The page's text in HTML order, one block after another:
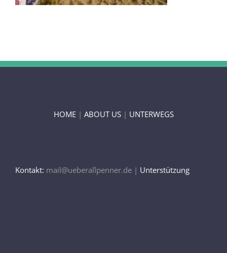
HOME| ABOUT US| UNTERWEGS
Kontakt: mail@ueberallpenner.de | Unterstützung